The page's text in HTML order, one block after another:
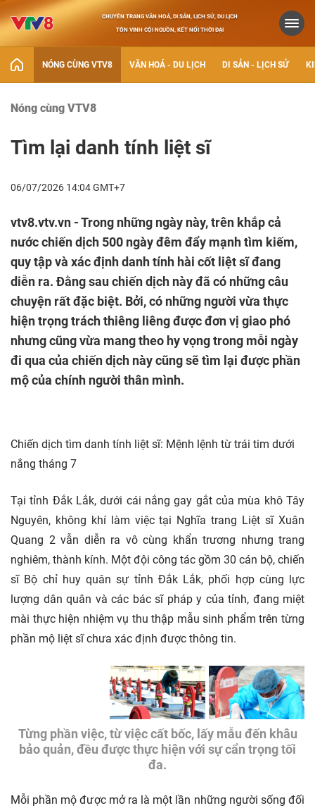
CHUYÊN TRANG VĂN HOÁ, DI SẢN, LỊCH SỬ, DU LỊCH
TÔN VINH CỘI NGUỒN, KẾT NỐI THỜI ĐẠI
NÓNG CÙNG VTV8 VĂN HOÁ - DU LỊCH DI SẢN - LỊCH SỬ
Nóng cùng VTV8
Tìm lại danh tính liệt sĩ
06/07/2026 14:04 GMT+7
vtv8.vtv.vn - Trong những ngày này, trên khắp cả
nước chiến dịch 500 ngày đêm đẩy mạnh tìm kiếm,
quy tập và xác định danh tính hài cốt liệt sĩ đang
diễn ra. Đằng sau chiến dịch này đã có những câu
chuyện rất đặc biệt. Bởi, có những người vừa thực
hiện trọng trách thiêng liêng được đơn vị giao phó
nhưng cũng vừa mang theo hy vọng trong mỗi ngày
đi qua của chiến dịch này cũng sẽ tìm lại được phần
mộ của chính người thân mình.
Chiến dịch tìm danh tính liệt sĩ: Mệnh lệnh từ trái tim dưới
nắng tháng 7
Tại tỉnh Đắk Lắk, dưới cái nắng gay gắt của mùa khô Tây
Nguyên, không khí làm việc tại Nghĩa trang Liệt sĩ Xuân
Quang 2 vẫn diễn ra vô cùng khẩn trương nhưng trang
nghiêm, thành kính. Một đội công tác gồm 30 cán bộ, chiến
sĩ Bộ chỉ huy quân sự tỉnh Đắk Lắk, phối hợp cùng lực
lượng dân quân và các bác sĩ pháp y của tỉnh, đang miệt
mài thực hiện nhiệm vụ thu thập mẫu sinh phẩm trên từng
phần mộ liệt sĩ chưa xác định được thông tin.
Từng phần việc, từ việc cất bốc, lấy mẫu đến khâu
bảo quản, đều được thực hiện với sự cẩn trọng tối
đa.
Mỗi phần mộ được mở ra là một lần những người sống đối